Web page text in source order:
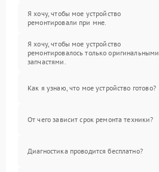
Я хочу, чтобы мое устройство
ремонтировали при мне.
Я хочу, чтобы мое устройство
ремонтировалось только оригинальными
запчастями.
Как я узнаю, что мое устройство готово?
От чего зависит срок ремонта техники?
Диагностика проводится бесплатно?